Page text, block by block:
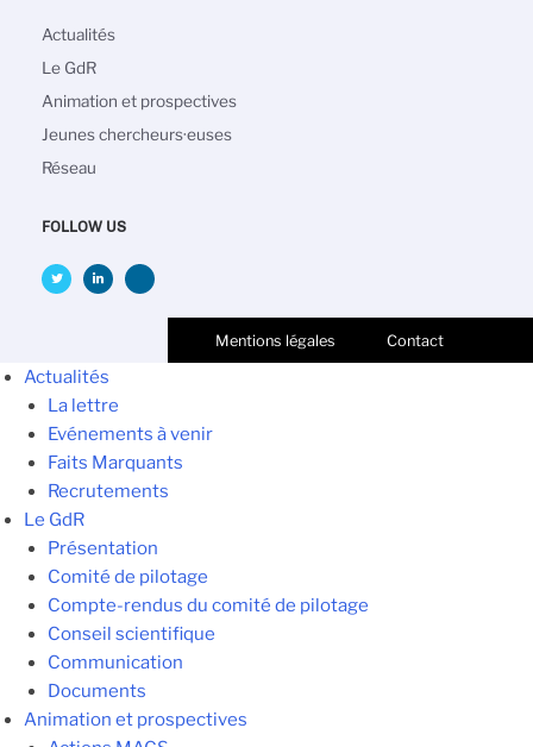
Navigation
principale
Actualités
Le GdR
Animation et prospectives
Jeunes chercheurs·euses
Réseau
FOLLOW US
Mentions légales Contact
Actualités
La lettre
Evénements à venir
Faits Marquants
Recrutements
Le GdR
Présentation
Comité de pilotage
Compte-rendus du comité de pilotage
Conseil scientifique
Communication
Documents
Animation et prospectives